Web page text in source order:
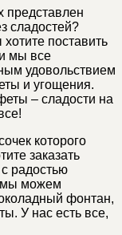
представлен
сладостей?
поставить
мы все
удовольствием
и угощения.
– сладости на
которого
заказать
радостью
мы можем
фонтан,
У нас есть все,